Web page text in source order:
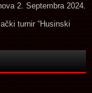
2. Septembra 2024.
turnir “Husinski